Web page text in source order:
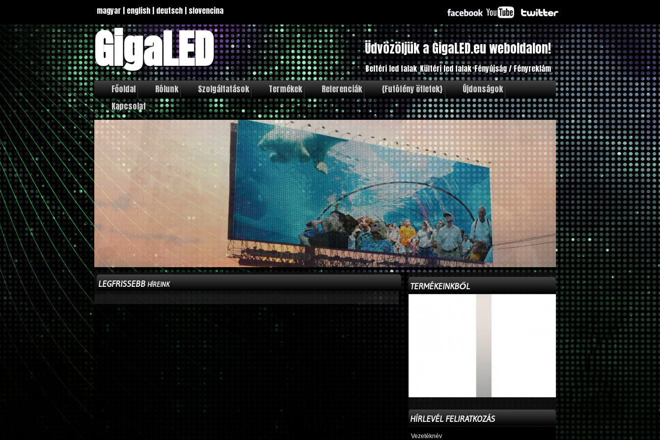
magyar | english | deutsch | slovencina
GigaLED Üdvözöljük a GigaLED.eu weboldalon!
Beltéri led falak Kültéri led falak Fényújság / Fényreklám
Főoldal Rólunk Szolgáltatások Termékek Referenciák {Futófény ötletek}
Újdonságok
Kapcsolat
LEGFRISSEBBHÍREINK TERMÉKEINKBŐL
HÍRLEVÉL FELIRATKOZÁS
Vezetéknév